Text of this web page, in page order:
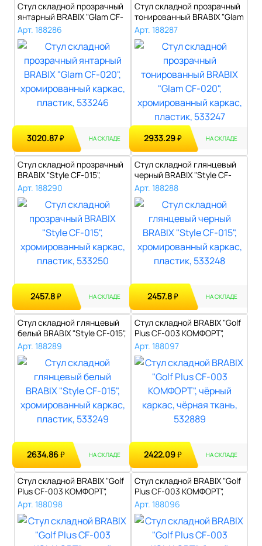
Стул складной прозрачный
янтарный BRABIX "Glam CF-
020",..
Арт. 188286
3020.87₽ НА СКЛАДЕ
Стул складной прозрачный
тонированный BRABIX "Glam
CF-0..
Арт. 188287
2933.29₽ НА СКЛАДЕ
Стул складной прозрачный
BRABIX "Style CF-015",
хромиро..
Арт. 188290
2457.8₽ НА СКЛАДЕ
Стул складной глянцевый
черный BRABIX "Style CF-
015", х..
Арт. 188288
2457.8₽ НА СКЛАДЕ
Стул складной глянцевый
белый BRABIX "Style CF-015",
хр..
Арт. 188289
2634.86₽ НА СКЛАДЕ
Стул складной BRABIX "Golf
Plus CF-003 КОМФОРТ",
чёрный..
Арт. 188097
2422.09₽ НА СКЛАДЕ
Стул складной BRABIX "Golf
Plus CF-003 КОМФОРТ",
серый ..
Арт. 188098
Стул складной BRABIX "Golf
Plus CF-003 КОМФОРТ",
белый ..
Арт. 188096